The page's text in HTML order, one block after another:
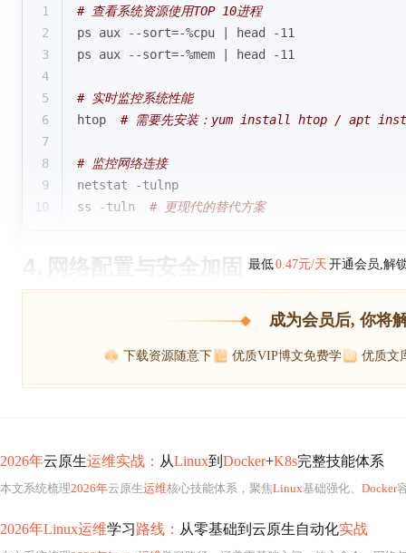
1
# 查看系统资源使用TOP 10进程
2
ps aux --sort=-%cpu | head -11
3
ps aux --sort=-%mem | head -11
4
5
# 实时监控系统性能
6
htop # 需要先安装：yum install htop / apt
7
8
# 监控网络连接
9
netstat -tulnp
10
ss -tuln # 更现代的替代方案
4. 网络配置与安全加固 最低0.47元/天 开通会员,解
成为会员后, 你将
下载资源随意下 优质VIP博文免费学 优质文
2026年云原生运维实战： 从Linux到 Docker+K8s完整技能体系
本文系统梳理2026年云原生运维核心技能体系，聚焦Linux基础强化、 Docker
2026年Linux运维学习路线： 从零基础到云原生自动化实战